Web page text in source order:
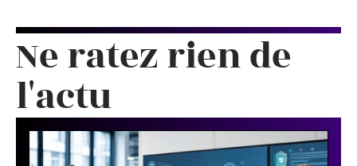
Ne ratez rien de
l'actu